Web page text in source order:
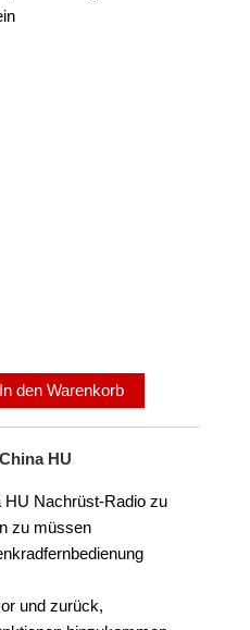
In den Warenkorb
HU
HU Nachrüst-Radio zu
zu müssen
und zurück,